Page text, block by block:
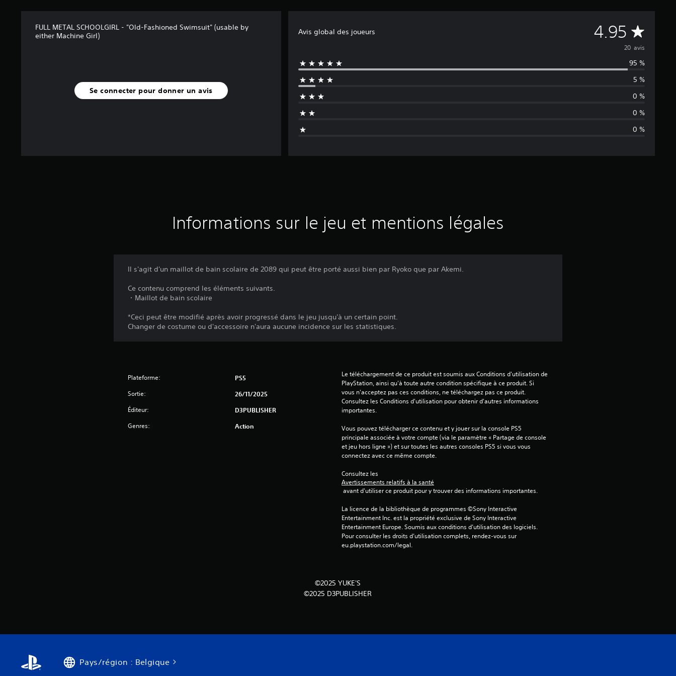
FULL METAL SCHOOLGIRL - "Old-Fashioned Swimsuit" (usable by
either Machine Girl)
Se connecter pour donner un avis
Avis global des joueurs 4.95 M
o
y
e
n
n
e
20 avis
95 %
5 %
0 %
0 %
0 %
Informations sur le jeu et mentions légales
Il s'agit d'un maillot de bain scolaire de 2089 qui peut être porté aussi bien par Ryoko que par Akemi.
Ce contenu comprend les éléments suivants.
・Maillot de bain scolaire
*Ceci peut être modifié après avoir progressé dans le jeu jusqu'à un certain point.
Changer de costume ou d'accessoire n'aura aucune incidence sur les statistiques.
Plateforme: PS5
Sortie: 26/11/2025
Éditeur: D3PUBLISHER
Genres: Action
Le téléchargement de ce produit est soumis aux Conditions d'utilisation de
PlayStation, ainsi qu'à toute autre condition spécifique à ce produit. Si
vous n'acceptez pas ces conditions, ne téléchargez pas ce produit.
Consultez les Conditions d'utilisation pour obtenir d'autres informations
importantes.
Vous pouvez télécharger ce contenu et y jouer sur la console PS5
principale associée à votre compte (via le paramètre « Partage de console
et jeu hors ligne ») et sur toutes les autres consoles PS5 si vous vous
connectez avec ce même compte.
Consultez les
Avertissements relatifs à la santé
avant d'utiliser ce produit pour y trouver des informations importantes.
La licence de la bibliothèque de programmes ©Sony Interactive
Entertainment Inc. est la propriété exclusive de Sony Interactive
Entertainment Europe. Soumis aux conditions d’utilisation des logiciels.
Pour consulter les droits d’utilisation complets, rendez-vous sur
eu.playstation.com/legal.
©2025 YUKE'S
©2025 D3PUBLISHER
Pays/région : Belgique